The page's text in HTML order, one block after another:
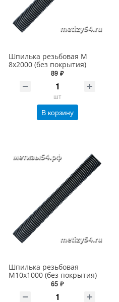
Шпилька резьбовая М
8х2000 (без покрытия)
89 ₽
шт
В корзину
Шпилька резьбовая
М10х1000 (без покрытия)
65 ₽